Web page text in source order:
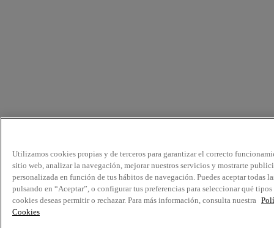
Utilizamos cookies propias y de terceros para garantizar el correcto
sitio web, analizar la navegación, mejorar nuestros servicios y mostrarte
personalizada en función de tus hábitos de navegación. Puedes aceptar todas
pulsando en “Aceptar”, o configurar tus preferencias para seleccionar qué tipos
cookies deseas permitir o rechazar. Para más información, consulta nuestra
Cookies